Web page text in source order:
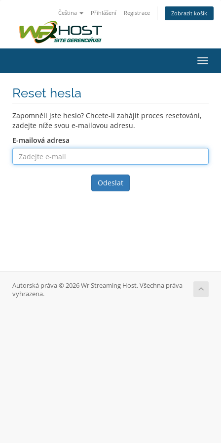
Čeština Přihlášení Registrace Zobrazit košík
Reset hesla
Zapomněli jste heslo? Chcete-li zahájit proces resetování,
zadejte níže svou e-mailovou adresu.
E-mailová adresa
Odeslat
Autorská práva © 2026 Wr Streaming Host. Všechna práva
vyhrazena.